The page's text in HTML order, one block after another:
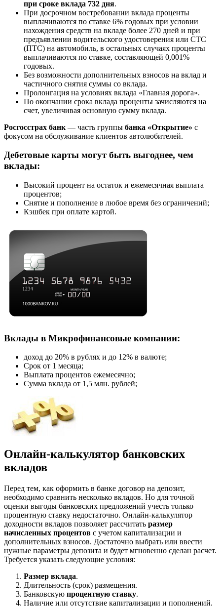
при сроке вклада 732 дня.
При досрочном востребовании вклада проценты
выплачиваются по ставке 6% годовых при условии
нахождения средств на вкладе более 270 дней и при
предъявлении водительского удостоверения или СТС
(ПТС) на автомобиль, в остальных случаях проценты
выплачиваются по ставке, составляющей 0,001%
годовых.
Без возможности дополнительных взносов на вклад и
частичного снятия суммы со вклада.
Пролонгация на условиях вклада «Главная дорога».
По окончании срока вклада проценты зачисляются на
счет, увеличивая основную сумму вклада.
Росгосстрах банк — часть группы банка «Открытие» с
фокусом на обслуживание клиентов автолюбителей.
Дебетовые карты могут быть выгоднее, чем
вклады:
Высокий процент на остаток и ежемесячная выплата
процентов;
Снятие и пополнение в любое время без ограничений;
Кэшбек при оплате картой.
Вклады в Микрофинансовые компании:
доход до 20% в рублях и до 12% в валюте;
Срок от 1 месяца;
Выплата процентов ежемесячно;
Сумма вклада от 1,5 млн. рублей;
Онлайн-калькулятор банковских
вкладов
Перед тем, как оформить в банке договор на депозит,
необходимо сравнить несколько вкладов. Но для точной
оценки выгоды банковских предложений учесть только
процентную ставку недостаточно. Онлайн-калькулятор
доходности вкладов позволяет рассчитать размер
начисленных процентов с учетом капитализации и
дополнительных взносов. Достаточно выбрать или ввести
нужные параметры депозита и будет мгновенно сделан расчет.
Требуется указать следующие условия:
Размер вклада.
Длительность (срок) размещения.
Банковскую процентную ставку.
Наличие или отсутствие капитализации и пополнений.